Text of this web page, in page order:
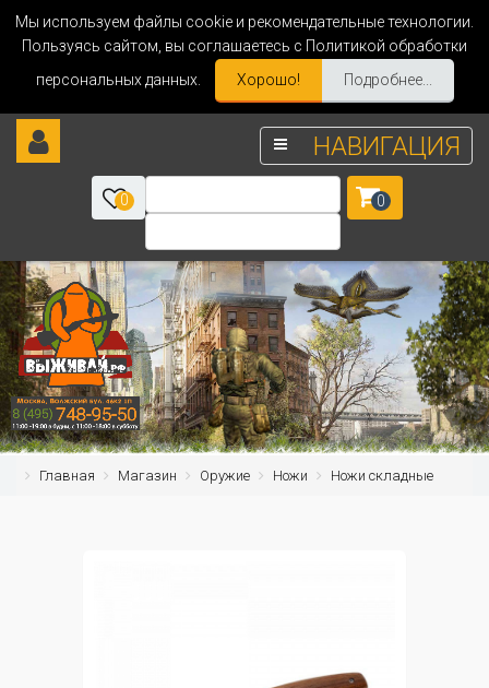
Мы используем файлы cookie и рекомендательные технологии.
Пользуясь сайтом, вы соглашаетесь с Политикой обработки
персональных данных.
Хорошо! Подробнее...
НАВИГАЦИЯ
0 0
Главная Магазин Оружие Ножи Ножи складные